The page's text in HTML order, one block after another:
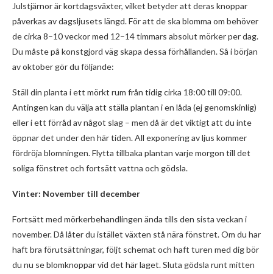
Julstjärnor är kortdagsväxter, vilket betyder att deras knoppar
påverkas av dagsljusets längd. För att de ska blomma om behöver
de cirka 8–10 veckor med 12–14 timmars absolut mörker per dag.
Du måste på konstgjord väg skapa dessa förhållanden. Så i början
av oktober gör du följande:
Ställ din planta i ett mörkt rum från tidig cirka 18:00 till 09:00.
Antingen kan du välja att ställa plantan i en låda (ej genomskinlig)
eller i ett förråd av något slag – men då är det viktigt att du inte
öppnar det under den här tiden. All exponering av ljus kommer
fördröja blomningen. Flytta tillbaka plantan varje morgon till det
soliga fönstret och fortsätt vattna och gödsla.
Vinter: November till december
Fortsätt med mörkerbehandlingen ända tills den sista veckan i
november. Då låter du istället växten stå nära fönstret. Om du har
haft bra förutsättningar, följt schemat och haft turen med dig bör
du nu se blomknoppar vid det här laget. Sluta gödsla runt mitten